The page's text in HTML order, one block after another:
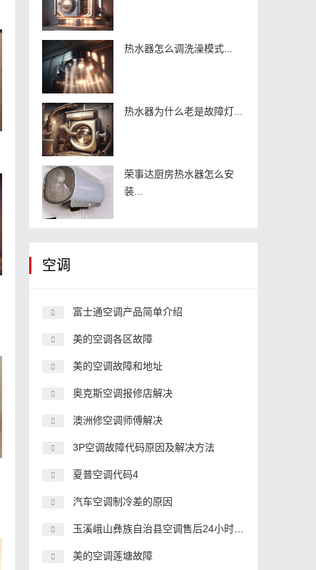
热水器怎么调洗澡模式...
热水器为什么老是故障灯...
荣事达厨房热水器怎么安
装...
空调
富士通空调产品简单介绍
美的空调各区故障
美的空调故障和地址
奥克斯空调报修店解决
澳洲修空调师傅解决
3P空调故障代码原因及解决方法
夏普空调代码4
汽车空调制冷差的原因
玉溪峨山彝族自治县空调售后24小时服务电话,空调客服中心电话
美的空调莲塘故障